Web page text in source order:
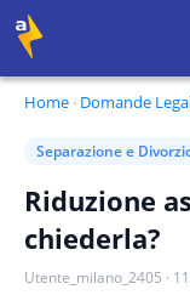
Home · Domande
Separazione e
Riduzione
chiederla?
Utente_milano_2405 ·